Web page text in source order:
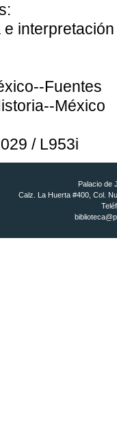
interpretación
Fuentes
México
/ L953i
Palacio de
Calz. La Huerta #400, Col.